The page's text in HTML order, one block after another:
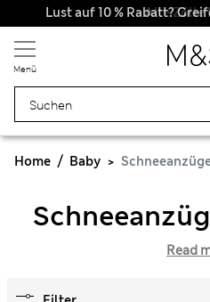
Alle Zölle
Menü
Home Baby
Read